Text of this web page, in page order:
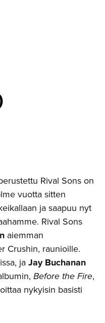
Rival Sons on
vuotta sitten
ja saapuu nyt
Rival Sons
aiemman
Crushin, raunioille.
jaJay Buchanan
Before the Fire,
nykyisin basisti